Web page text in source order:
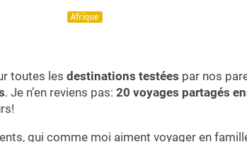
Afrique
toutes les destinations testées par nos
. Je n’en reviens pas: 20 voyages partagés
qui comme moi aiment voyager en